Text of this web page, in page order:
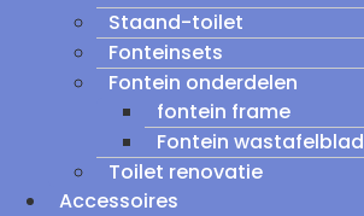
Staand-toilet
Fonteinsets
Fontein onderdelen
fontein frame
Fontein wastafelblad
Toilet renovatie
Accessoires